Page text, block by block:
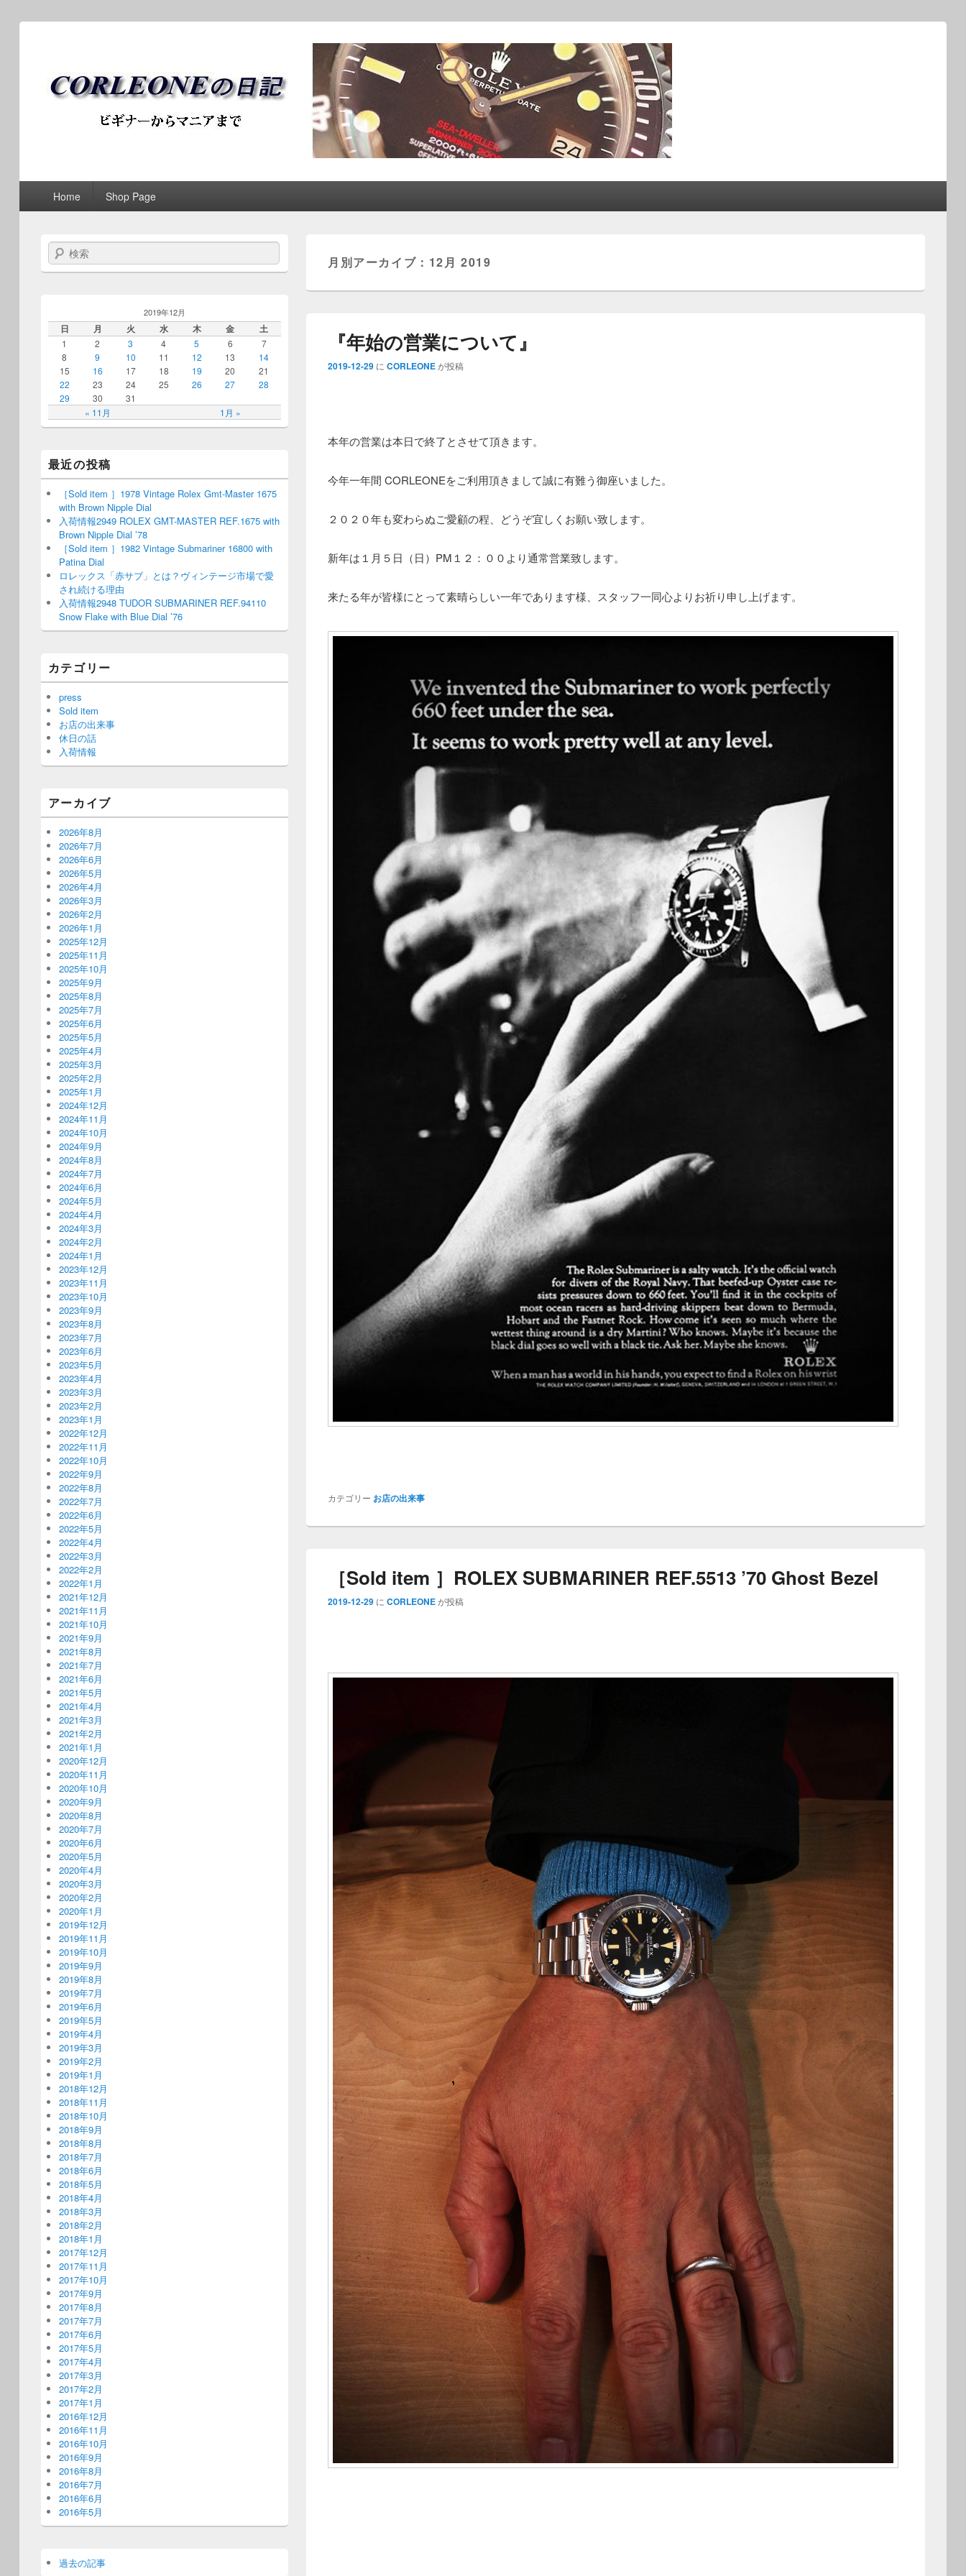
ブログ / アンティークロレックス│CORLEONE
第1メニュー第1メニューのコンテンツまでスキップ
第2メニューのコンテンツまでスキップ
Home Shop Page
月別アーカイブ： 12月 2019
『年始の営業について』
2019-12-29 に CORLEONEが投稿
本年の営業は本日で終了とさせて頂きます。
今年一年間 CORLEONEをご利用頂きまして誠に有難う御座いました。
２０２０年も変わらぬご愛顧の程、どうぞ宜しくお願い致します。
新年は１月５日（日）PM１２：００より通常営業致します。
来たる年が皆様にとって素晴らしい一年であります様、スタッフ一同心よりお祈り申し上げます。
カテゴリー お店の出来事
［Sold item ］ROLEX SUBMARINER REF.5513 ’70 Ghost Bezel
2019-12-29 に CORLEONEが投稿
検索
2019年12月
日 月 火 水 木 金 土
« 11月 1月 »
1 2 3 4 5 6
7
8
9 10 11 12 13
14
15
16 17 18 19 20
21
22
23 24 25 26 27
28
29
30 31
最近の投稿
［Sold item ］1978 Vintage Rolex Gmt-Master 1675
with Brown Nipple Dial
入荷情報2949 ROLEX GMT-MASTER REF.1675 with
Brown Nipple Dial ’78
［Sold item ］1982 Vintage Submariner 16800 with
Patina Dial
ロレックス「赤サブ」とは？ヴィンテージ市場で愛
され続ける理由
入荷情報2948 TUDOR SUBMARINER REF.94110
Snow Flake with Blue Dial ’76
カテゴリー
press
Sold item
お店の出来事
休日の話
入荷情報
アーカイブ
2026年8月
2026年7月
2026年6月
2026年5月
2026年4月
2026年3月
2026年2月
2026年1月
2025年12月
2025年11月
2025年10月
2025年9月
2025年8月
2025年7月
2025年6月
2025年5月
2025年4月
2025年3月
2025年2月
2025年1月
2024年12月
2024年11月
2024年10月
2024年9月
2024年8月
2024年7月
2024年6月
2024年5月
2024年4月
2024年3月
2024年2月
2024年1月
2023年12月
2023年11月
2023年10月
2023年9月
2023年8月
2023年7月
2023年6月
2023年5月
2023年4月
2023年3月
2023年2月
2023年1月
2022年12月
2022年11月
2022年10月
2022年9月
2022年8月
2022年7月
2022年6月
2022年5月
2022年4月
2022年3月
2022年2月
2022年1月
2021年12月
2021年11月
2021年10月
2021年9月
2021年8月
2021年7月
2021年6月
2021年5月
2021年4月
2021年3月
2021年2月
2021年1月
2020年12月
2020年11月
2020年10月
2020年9月
2020年8月
2020年7月
2020年6月
2020年5月
2020年4月
2020年3月
2020年2月
2020年1月
2019年12月
2019年11月
2019年10月
2019年9月
2019年8月
2019年7月
2019年6月
2019年5月
2019年4月
2019年3月
2019年2月
2019年1月
2018年12月
2018年11月
2018年10月
2018年9月
2018年8月
2018年7月
2018年6月
2018年5月
2018年4月
2018年3月
2018年2月
2018年1月
2017年12月
2017年11月
2017年10月
2017年9月
2017年8月
2017年7月
2017年6月
2017年5月
2017年4月
2017年3月
2017年2月
2017年1月
2016年12月
2016年11月
2016年10月
2016年9月
2016年8月
2016年7月
2016年6月
2016年5月
過去の記事